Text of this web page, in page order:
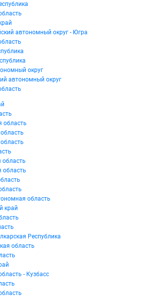
автономный округ - Югра
округ
автономный округ
область
область
область
область
край
Республика
область
- Кузбасс